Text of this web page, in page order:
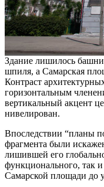
Здание лишилось
шпиля, а Самарская
Контраст
горизонтальным
вертикальный акцент
нивелирован.
Впоследствии “планы
фрагмента были
лишившей его
функционального, так
Самарской площади до